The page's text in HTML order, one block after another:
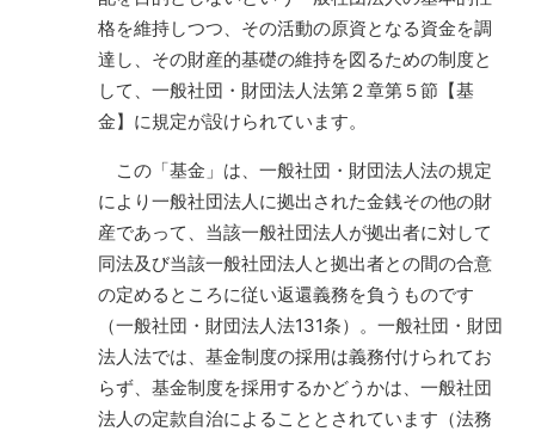
格を維持しつつ、その活動の原資となる資金を調
達し、その財産的基礎の維持を図るための制度と
して、一般社団・財団法人法第２章第５節【基
金】に規定が設けられています。
この「基金」は、一般社団・財団法人法の規定
により一般社団法人に拠出された金銭その他の財
産であって、当該一般社団法人が拠出者に対して
同法及び当該一般社団法人と拠出者との間の合意
の定めるところに従い返還義務を負うものです
（一般社団・財団法人法131条）。一般社団・財団
法人法では、基金制度の採用は義務付けられてお
らず、基金制度を採用するかどうかは、一般社団
法人の定款自治によることとされています（法務